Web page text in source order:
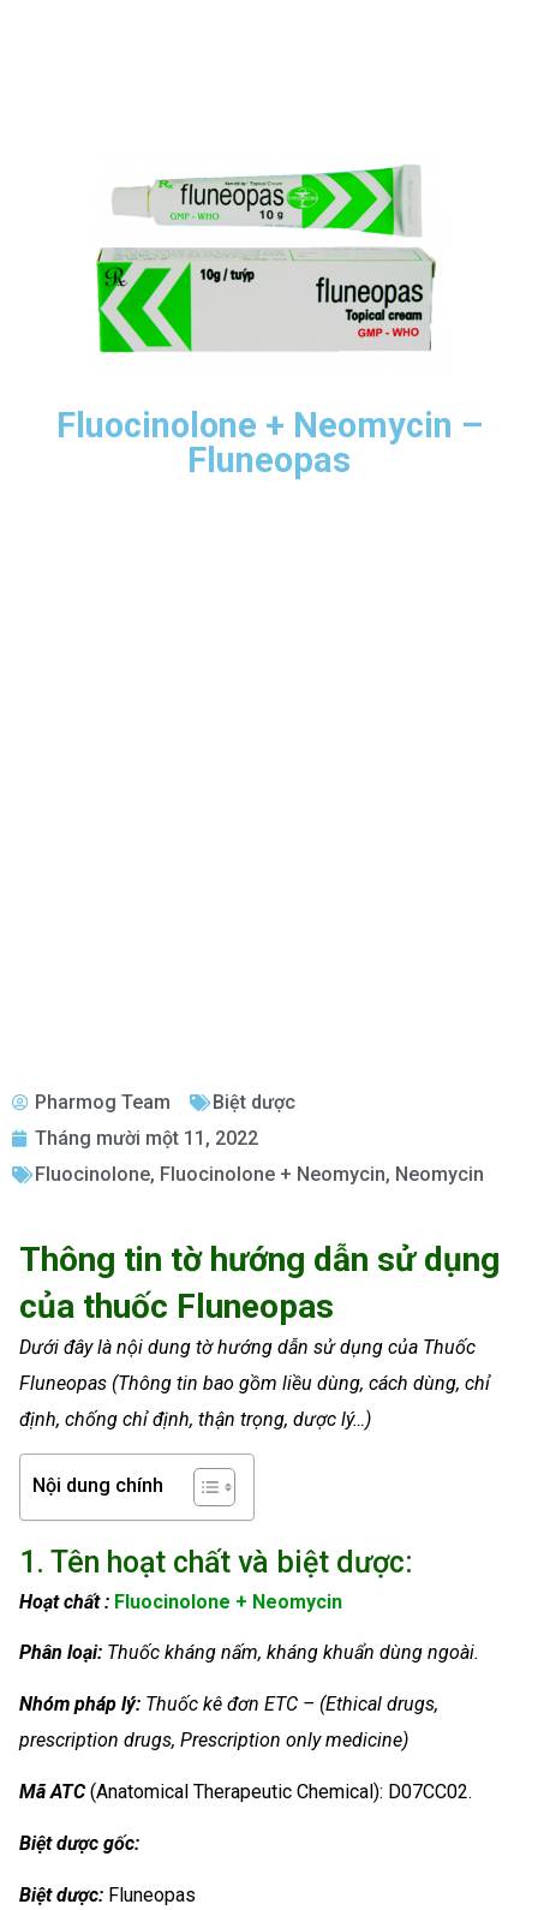
Fluocinolone + Neomycin –
Fluneopas
Pharmog Team
Biệt dược
Tháng mười một 11, 2022
Fluocinolone, Fluocinolone + Neomycin, Neomycin
Thông tin tờ hướng dẫn sử dụng
của thuốc Fluneopas
Dưới đây là nội dung tờ hướng dẫn sử dụng của Thuốc
Fluneopas (Thông tin bao gồm liều dùng, cách dùng, chỉ
định, chống chỉ định, thận trọng, dược lý…)
Nội dung chính
1. Tên hoạt chất và biệt dược:
Hoạt chất : Fluocinolone + Neomycin
Phân loại: Thuốc kháng nấm, kháng khuẩn dùng ngoài.
Nhóm pháp lý: Thuốc kê đơn ETC – (Ethical drugs,
prescription drugs, Prescription only medicine)
Mã ATC(Anatomical Therapeutic Chemical): D07CC02.
Biệt dược gốc:
Biệt dược: Fluneopas